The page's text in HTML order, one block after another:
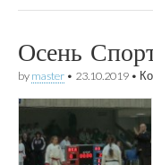
Осень
by master • 23.10.2019 •